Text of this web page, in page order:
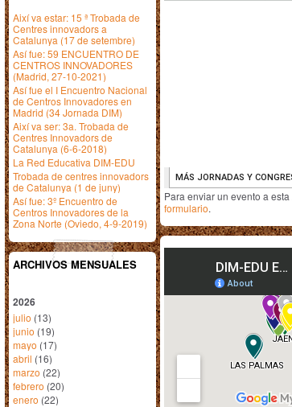
Així va estar: 15 ª Trobada de
Centres innovadors a
Catalunya (17 de setembre)
Así fue: 59 ENCUENTRO DE
CENTROS INNOVADORES
(Madrid, 27-10-2021)
Así fue el I Encuentro Nacional
de Centros Innovadores en
Madrid (34 Jornada DIM)
Així va ser: 3a. Trobada de
Centres Innovadors de
Catalunya (6-6-2018)
La Red Educativa DIM-EDU
Trobada de centres innovadors
de Catalunya (1 de juny)
Así fue: 3º Encuentro de
Centros Innovadores de la
Zona Norte (Oviedo, 4-9-2019)
ARCHIVOS MENSUALES
2026
julio (13)
junio (19)
mayo (17)
abril (16)
marzo (22)
febrero (20)
enero (22)
Para enviar un evento a
formulario.